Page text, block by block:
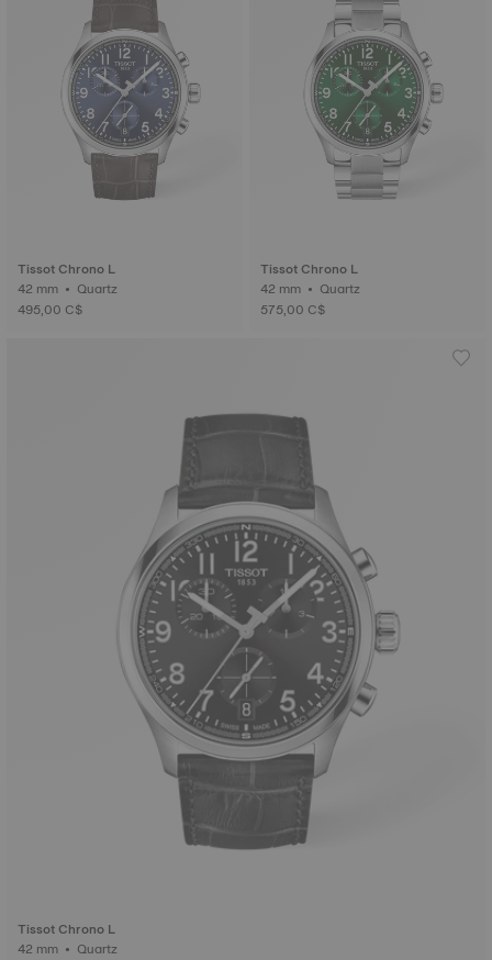
Tissot Chrono L
42 mm • Quartz
495,00 C$
Tissot Chrono L
42 mm • Quartz
575,00 C$
Tissot Chrono L
42 mm • Quartz